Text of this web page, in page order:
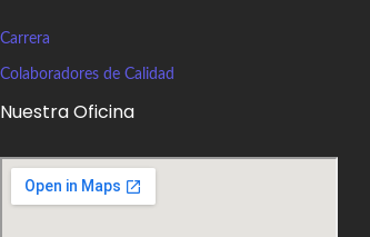
Carrera
Colaboradores de Calidad
Nuestra Oficina